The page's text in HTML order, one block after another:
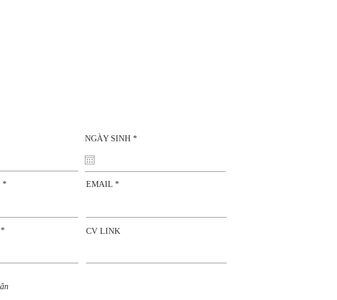
NGÀY SINH *r
i
EMAIL
CV LINK